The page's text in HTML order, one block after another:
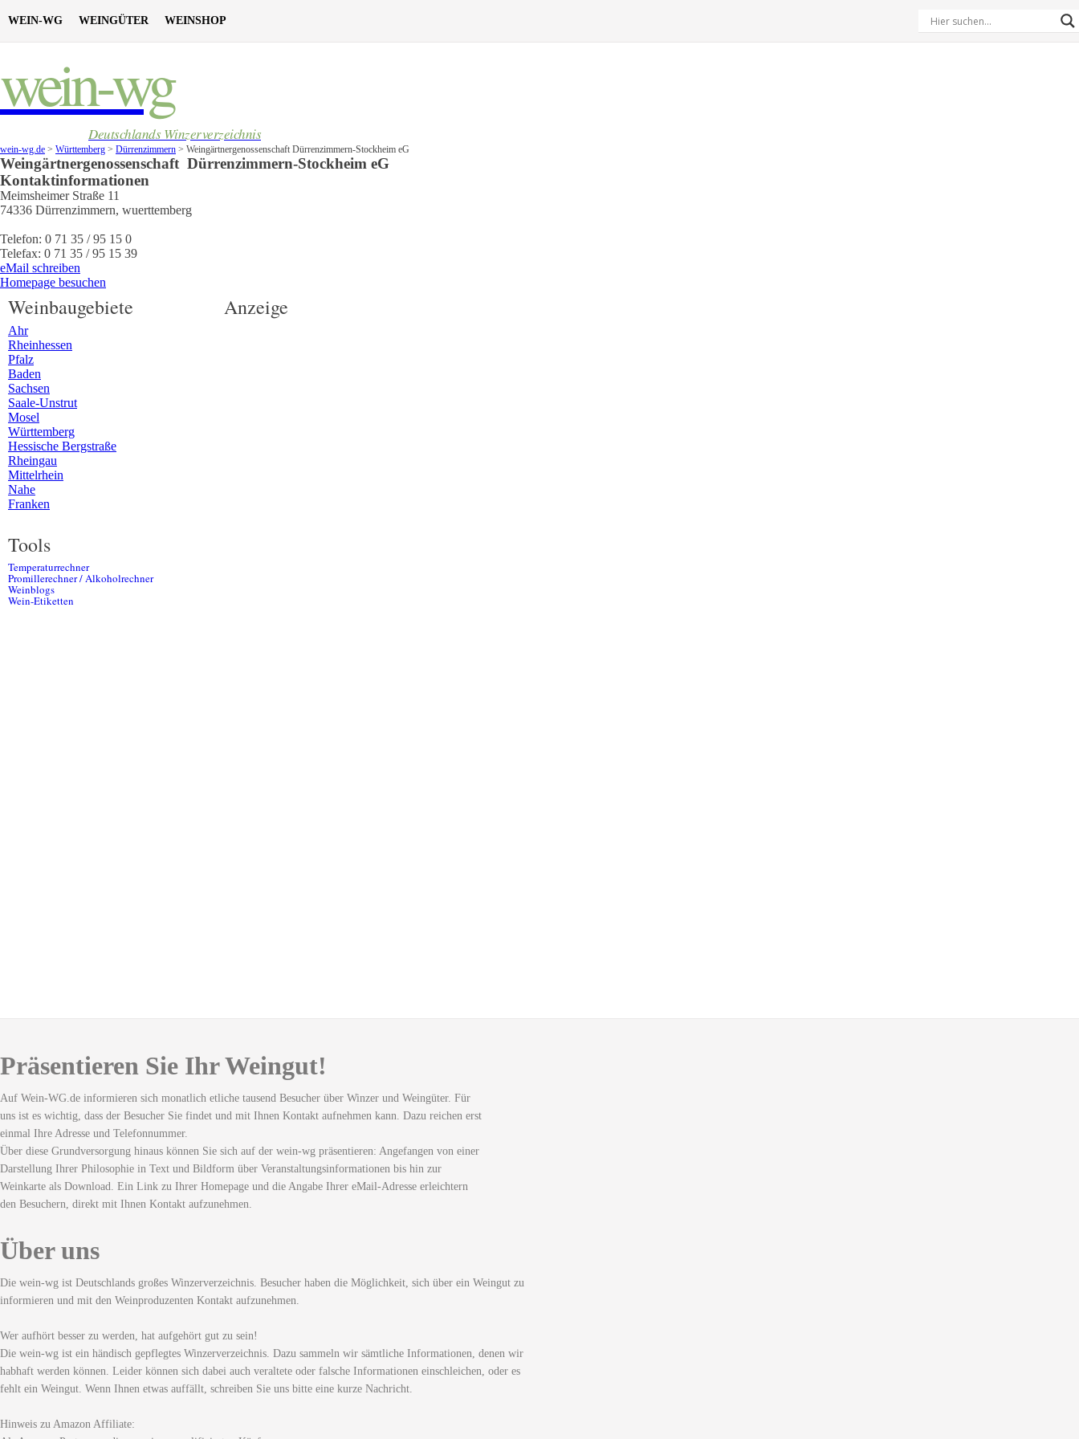
WEIN-WG WEINGÜTER WEINSHOP
wein-wg
Deutschlands Winzerverzeichnis
wein-wg.de > Württemberg > Dürrenzimmern > Weingärtnergenossenschaft Dürrenzimmern-Stockheim eG
Weingärtnergenossenschaft Dürrenzimmern-Stockheim eG
Kontaktinformationen
Meimsheimer Straße 11
74336 Dürrenzimmern, wuerttemberg
Telefon: 0 71 35 / 95 15 0
Telefax: 0 71 35 / 95 15 39
eMail schreiben
Homepage besuchen
Weinbaugebiete
Ahr
Rheinhessen
Pfalz
Baden
Sachsen
Saale-Unstrut
Mosel
Württemberg
Hessische Bergstraße
Rheingau
Mittelrhein
Nahe
Franken
Tools
Temperaturrechner
Promillerechner / Alkoholrechner
Weinblogs
Wein-Etiketten
Anzeige
Präsentieren Sie Ihr Weingut!
Auf Wein-WG.de informieren sich monatlich etliche tausend Besucher über Winzer und Weingüter. Für
uns ist es wichtig, dass der Besucher Sie findet und mit Ihnen Kontakt aufnehmen kann. Dazu reichen erst
einmal Ihre Adresse und Telefonnummer.
Über diese Grundversorgung hinaus können Sie sich auf der wein-wg präsentieren: Angefangen von einer
Darstellung Ihrer Philosophie in Text und Bildform über Veranstaltungsinformationen bis hin zur
Weinkarte als Download. Ein Link zu Ihrer Homepage und die Angabe Ihrer eMail-Adresse erleichtern
den Besuchern, direkt mit Ihnen Kontakt aufzunehmen.
Über uns
Die wein-wg ist Deutschlands großes Winzerverzeichnis. Besucher haben die Möglichkeit, sich über ein Weingut zu
informieren und mit den Weinproduzenten Kontakt aufzunehmen.
Wer aufhört besser zu werden, hat aufgehört gut zu sein!
Die wein-wg ist ein händisch gepflegtes Winzerverzeichnis. Dazu sammeln wir sämtliche Informationen, denen wir
habhaft werden können. Leider können sich dabei auch veraltete oder falsche Informationen einschleichen, oder es
fehlt ein Weingut. Wenn Ihnen etwas auffällt, schreiben Sie uns bitte eine kurze Nachricht.
Hinweis zu Amazon Affiliate: